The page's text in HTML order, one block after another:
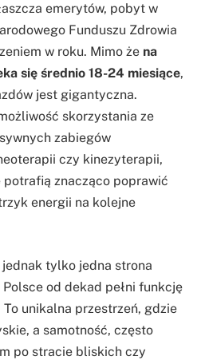
emerytów, pobyt w
Funduszu Zdrowia
w roku. Mimo że na
się średnio 18-24 miesiące,
jest gigantyczna.
skorzystania ze
zabiegów
czy kinezyterapii,
znacząco poprawić
energii na kolejne
tylko jedna strona
od dekad pełni funkcję
To unikalna przestrzeń, gdzie
a samotność, często
po stracie bliskich czy